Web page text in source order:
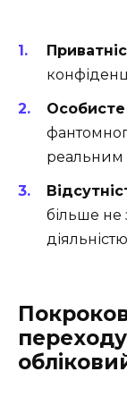
Особисте
реальним
більше не